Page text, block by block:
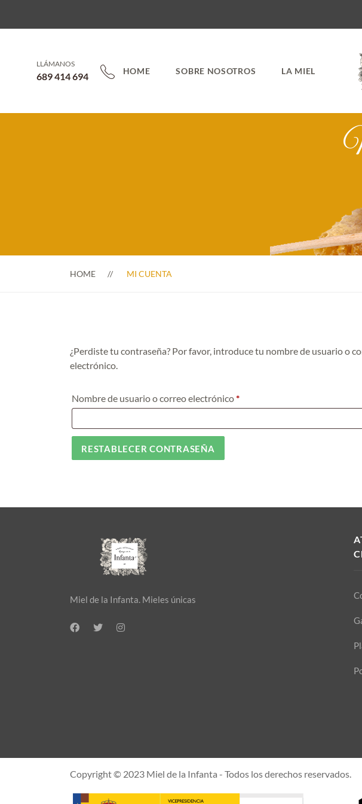
LLÁMANOS
689 414 694 HOME SOBRE NOSOTROS LA MIEL
HOME MI CUENTA
¿Perdiste tu contraseña? Por favor, introduce tu nombre de usuario o
electrónico.
Nombre de usuario o correo electrónico*Obligatorio
RESTABLECER CONTRASEÑA
Miel de la Infanta. Mieles únicas
Copyright © 2023 Miel de la Infanta - Todos los derechos reservados.